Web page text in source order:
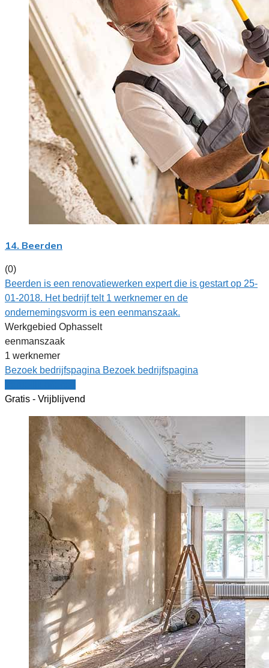
14. Beerden
(0)
Beerden is een renovatiewerken expert die is gestart op 25-
01-2018. Het bedrijf telt 1 werknemer en de
ondernemingsvorm is een eenmanszaak.
Werkgebied Ophasselt
eenmanszaak
1 werknemer
Bezoek bedrijfspagina Bezoek bedrijfspagina
Gratis - Vrijblijvend